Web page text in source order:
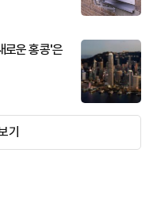
로운 홍콩'은
기